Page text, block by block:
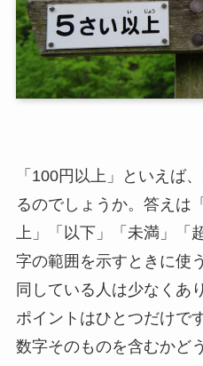
「100円以上」といえば
るのでしょうか。答えは
上」「以下」「未満」「
字の範囲を示すときに使
同している人は少なくあ
ポイントはひとつだけで
数字そのものを含むかど